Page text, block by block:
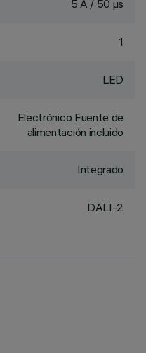
5 A / 50 µs
1
LED
Electrónico Fuente de
alimentación incluido
Integrado
DALI-2